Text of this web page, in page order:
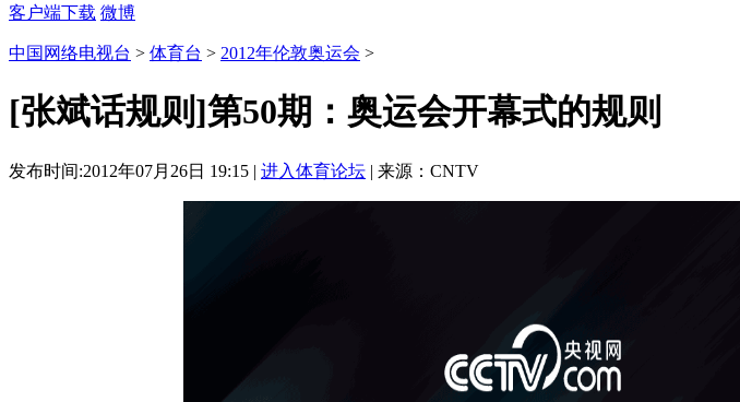
客户端下载 微博
中国网络电视台 > 体育台 > 2012年伦敦奥运会 >
[张斌话规则]第50期：奥运会开幕式的规则
发布时间:2012年07月26日 19:15 | 进入体育论坛 | 来源：CNTV